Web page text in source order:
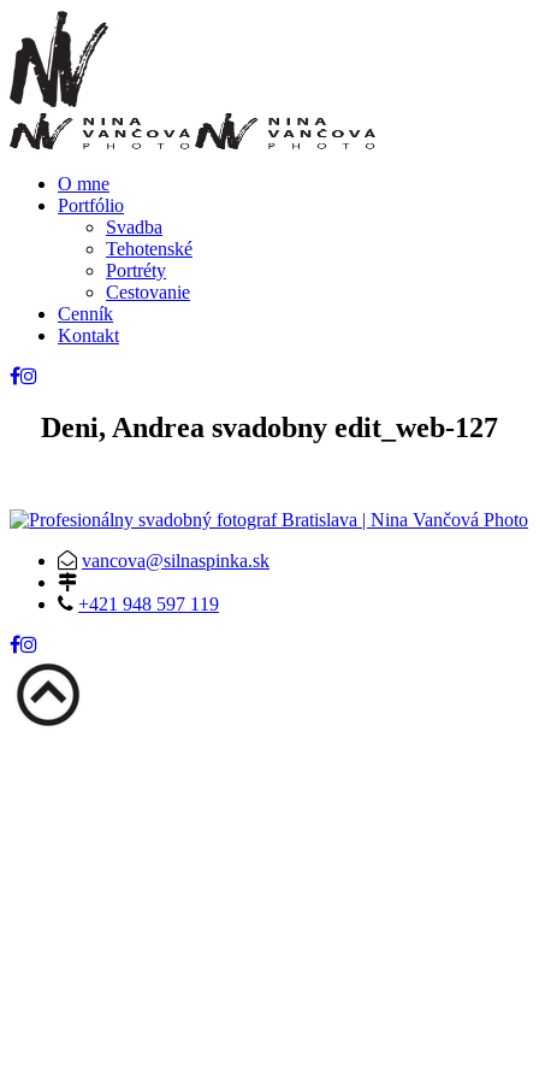
O mne
Portfólio
Svadba
Tehotenské
Portréty
Cestovanie
Cenník
Kontakt
Deni, Andrea svadobny edit_web-127
vancova@silnaspinka.sk
+421 948 597 119